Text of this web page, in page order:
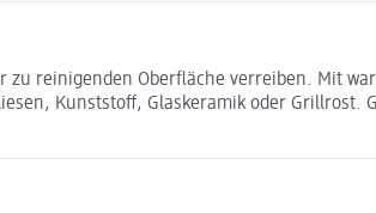
reinigenden Oberfläche verreiben. Mit
Kunststoff, Glaskeramik oder Grillrost.